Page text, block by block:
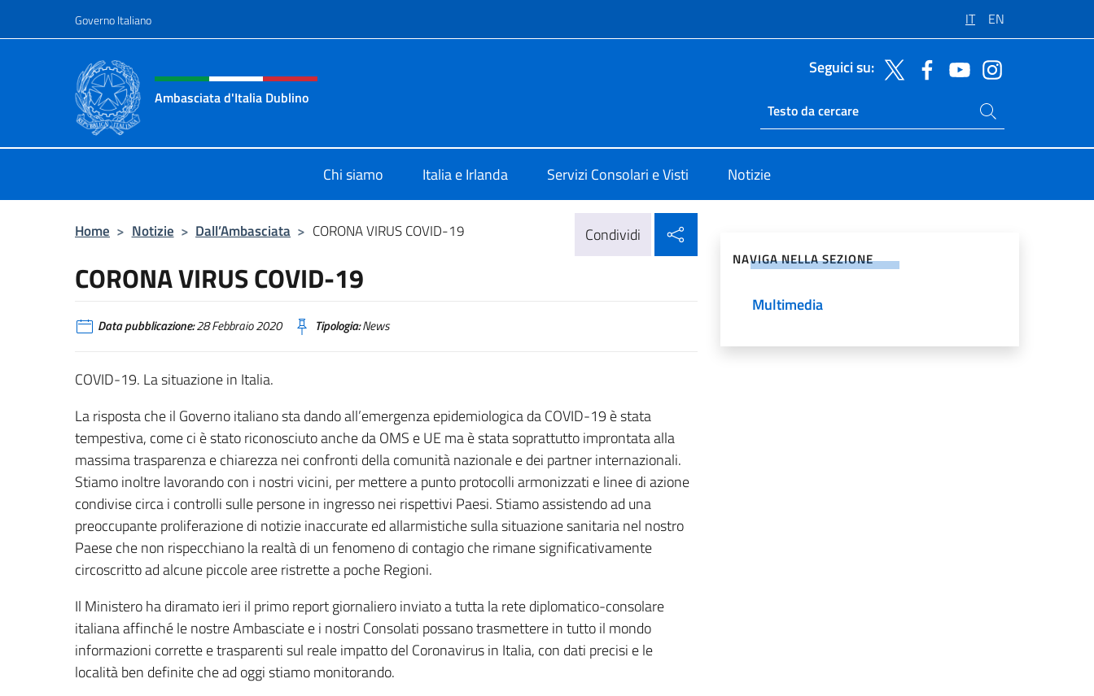
Governo Italiano IT EN
Intestazione sito, social e menù
Ambasciata d'Italia Dublino
Seguici su:
Ricerca sito live
Cerca nel sito
Chi siamo Italia e Irlanda Servizi Consolari e Visti Notizie
Home > Notizie > Dall’Ambasciata > CORONA VIRUS COVID-19 Condividi
CORONA VIRUS COVID-19
Data pubblicazione:28 Febbraio 2020 Tipologia:News
COVID-19. La situazione in Italia.
La risposta che il Governo italiano sta dando all’emergenza epidemiologica da COVID-19 è stata
tempestiva, come ci è stato riconosciuto anche da OMS e UE ma è stata soprattutto improntata alla
massima trasparenza e chiarezza nei confronti della comunità nazionale e dei partner internazionali.
Stiamo inoltre lavorando con i nostri vicini, per mettere a punto protocolli armonizzati e linee di azione
condivise circa i controlli sulle persone in ingresso nei rispettivi Paesi. Stiamo assistendo ad una
preoccupante proliferazione di notizie inaccurate ed allarmistiche sulla situazione sanitaria nel nostro
Paese che non rispecchiano la realtà di un fenomeno di contagio che rimane significativamente
circoscritto ad alcune piccole aree ristrette a poche Regioni.
Il Ministero ha diramato ieri il primo report giornaliero inviato a tutta la rete diplomatico-consolare
italiana affinché le nostre Ambasciate e i nostri Consolati possano trasmettere in tutto il mondo
informazioni corrette e trasparenti sul reale impatto del Coronavirus in Italia, con dati precisi e le
località ben definite che ad oggi stiamo monitorando.
NAVIGA NELLA SEZIONE
Multimedia